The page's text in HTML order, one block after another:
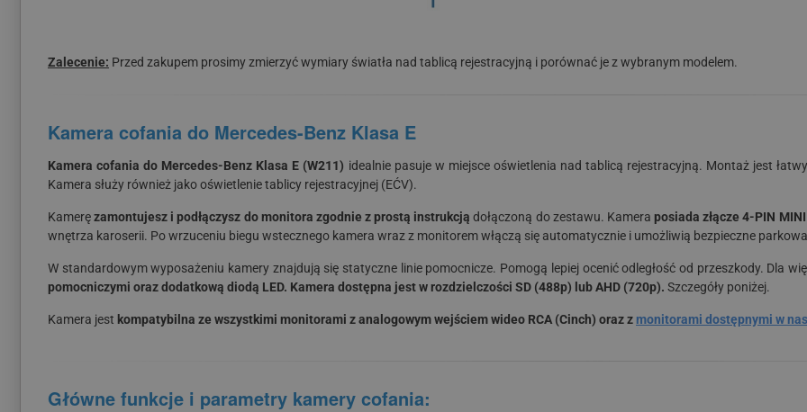
Zalecenie: Przed zakupem prosimy zmierzyć wymiary światła nad tablicą rejestracyjną i porównać je z wybranym modelem.
Kamera cofania do Mercedes-Benz Klasa E
Kamera cofania do Mercedes-Benz Klasa E (W211) idealnie pasuje w miejsce oświetlenia nad tablicą rejestracyjną. Montaż jest
Kamera służy również jako oświetlenie tablicy rejestracyjnej (EĆV).
Kameręzamontujesz i podłączysz do monitora zgodnie z prostą instrukcją dołączoną do zestawu. Kameraposiada złącze 4-PIN
wnętrza karoserii. Po wrzuceniu biegu wstecznego kamera wraz z monitorem włączą się automatycznie i umożliwią bezpieczne
W standardowym wyposażeniu kamery znajdują się statyczne linie pomocnicze. Pomogą lepiej ocenić odległość od przeszkody. Dla
pomocniczymi oraz dodatkową diodą LED. Kamera dostępna jest w rozdzielczości SD (488p) lub AHD (720p). Szczegóły poniżej.
Kamera jest kompatybilna ze wszystkimi monitorami z analogowym wejściem wideo RCA (Cinch) oraz z monitorami dostępnymi w
Główne funkcje i parametry kamery cofania: